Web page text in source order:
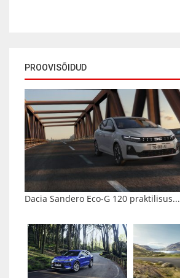
PROOVISÕIDUD
Dacia Sandero Eco-G 120 praktilisus...